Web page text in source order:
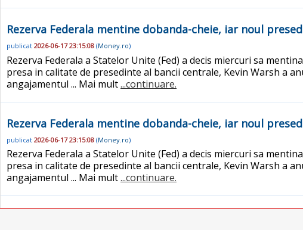
Rezerva Federala mentine dobanda-cheie, iar noul
publicat 2026-06-17 23:15:08 (Money.ro)
Rezerva Federala a Statelor Unite (Fed) a decis miercuri sa
presa in calitate de presedinte al bancii centrale, Kevin Warsh a
angajamentul ... Mai mult...continuare.
Rezerva Federala mentine dobanda-cheie, iar noul
publicat 2026-06-17 23:15:08 (Money.ro)
Rezerva Federala a Statelor Unite (Fed) a decis miercuri sa
presa in calitate de presedinte al bancii centrale, Kevin Warsh a
angajamentul ... Mai mult...continuare.